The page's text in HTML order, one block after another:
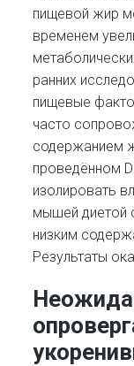
пищевой жир
временем
ранних
пищевые
часто
содержанием
проведённом
изолировать
мышей диетой
низким
Результаты